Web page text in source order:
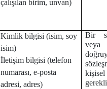
çalışılan birim, unvan)
Kimlik bilgisi (isim, soy
isim)
İletişim bilgisi (telefon
numarası, e-posta
adresi, adres)
Bir
veya